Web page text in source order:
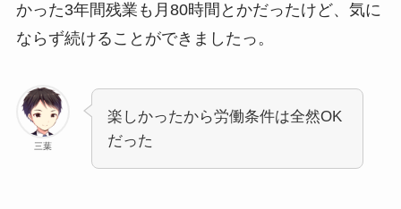
かった3年間残業も月80時間とかだったけど、気に
ならず続けることができましたっ。
三葉
楽しかったから労働条件は全然OK
だった